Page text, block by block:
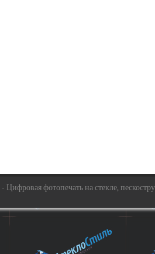
- Цифровая фотопечать на стекле,